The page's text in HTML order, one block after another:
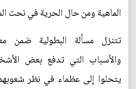
الماهية ومن حال الحرية في نحت
تتنزل مسألة البطولية ضمن
والأسباب التي تدفع بعض
يتحلوا إلى عظماء في نظر